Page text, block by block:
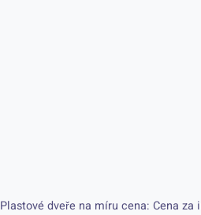
Plastové dveře na míru cena: Cena za